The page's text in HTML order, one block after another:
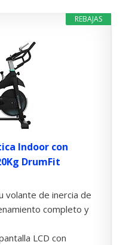
REBAJAS
Indoor con
DrumFit
volante de inercia de
completo y
LCD con